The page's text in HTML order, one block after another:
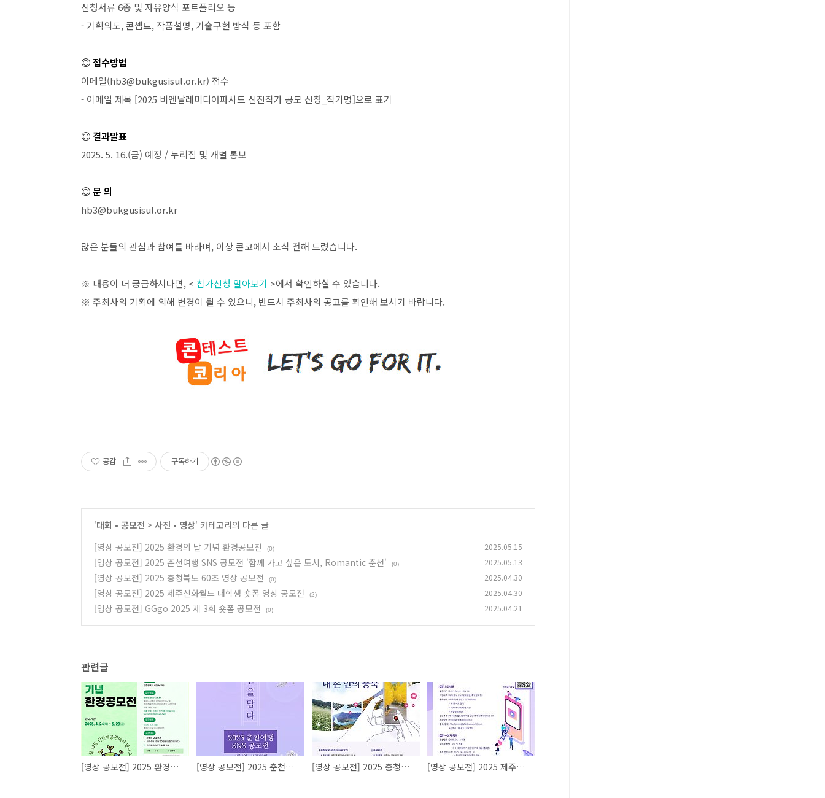
신청서류 6종 및 자유양식 포트폴리오 등
-기획의도,콘셉트,작품설명,기술구현 방식 등 포함
◎ 접수방법
이메일(hb3@bukgusisul.or.kr) 접수
- 이메일 제목 [2025 비엔날레미디어파사드 신진작가 공모 신청 작가명]으로 표기
◎ 결과발표
2025. 5. 16.(금) 예정 /누리집 및 개별 통보
◎ 문 의
hb3@bukgusisul.or.kr
많은 분들의 관심과 참여를 바라며, 이상 콘코에서 소식 전해 드렸습니다.
※ 내용이 더 궁금하시다면, < 참가신청 알아보기 >에서 확인하실 수 있습니다.
※ 주최사의 기획에 의해 변경이 될 수 있으니, 반드시 주최사의 공고를 확인해 보시기 바랍니다.
공감 구독하기
'대회 • 공모전 > 사진 • 영상' 카테고리의 다른 글
[영상 공모전] 2025 환경의 날 기념 환경공모전
(0) 2025.05.15
[영상 공모전] 2025 춘천여행 SNS 공모전 '함께 가고 싶은 도시, Romantic 춘천' (0) 2025.05.13
[영상 공모전] 2025 충청북도 60초 영상 공모전 (0) 2025.04.30
[영상 공모전] 2025 제주신화월드 대학생 숏폼 영상 공모전 (2) 2025.04.30
[영상 공모전] GGgo 2025 제 3회 숏폼 공모전 (0) 2025.04.21
관련글
[영상 공모전] 2025 환경의 날 기념 환경공모전 [영상 공모전] 2025 춘천여행 SNS 공모전 '함께 가고 싶은 도시, Romantic 춘천' [영상 공모전] 2025 충청북도 60초 영상 공모전 [영상 공모전] 2025 제주신화월드 대학생 숏폼 영상 공모전